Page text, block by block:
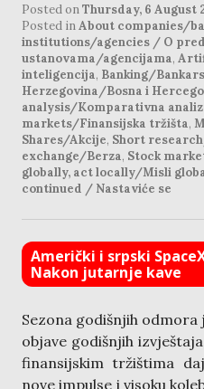
Posted onThursday, 6 August
Posted inAbout companies/
institutions/agencies / O
ustanovama/agencijama,
inteligencija, Banking/
Herzegovina/Bosna i
analysis/Komparativna
markets/Finansijska tržišta,
Shares/Akcije, Short
exchange/Berza, Stock
globally, act locally/Misli
continued / Nastaviće se
Američki i srpski
Nakon jutarnje kave
Sezona godišnjih odmora
objave godišnjih
finansijskim tržištima
nove impulse i visoku